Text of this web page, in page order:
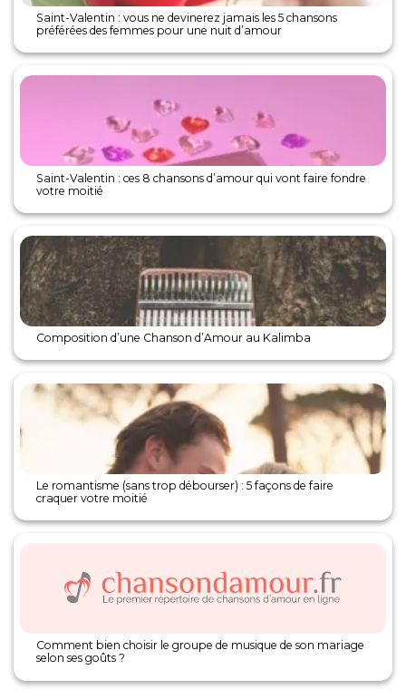
Saint-Valentin : vous ne devinerez jamais les 5 chansons
préférées des femmes pour une nuit d’amour
Saint-Valentin : ces 8 chansons d’amour qui vont faire fondre
votre moitié
Composition d’une Chanson d’Amour au Kalimba
Le romantisme (sans trop débourser) : 5 façons de faire
craquer votre moitié
Comment bien choisir le groupe de musique de son mariage
selon ses goûts ?